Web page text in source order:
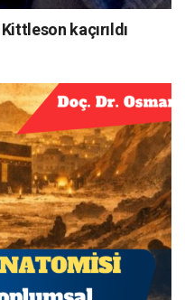
kaçırıldı